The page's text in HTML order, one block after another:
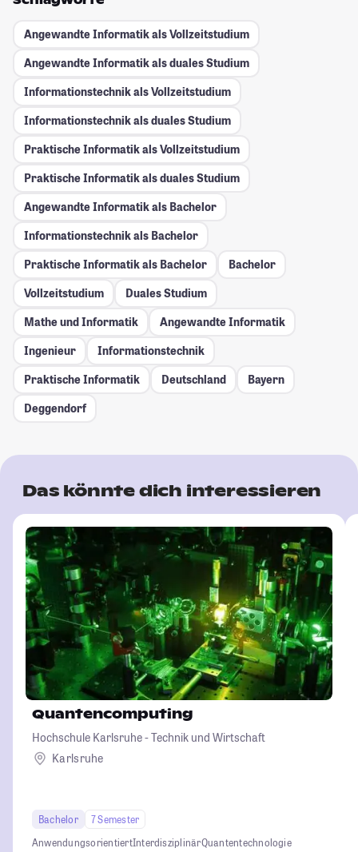
Angewandte Informatik als Vollzeitstudium
Angewandte Informatik als duales Studium
Informationstechnik als Vollzeitstudium
Informationstechnik als duales Studium
Praktische Informatik als Vollzeitstudium
Praktische Informatik als duales Studium
Angewandte Informatik als Bachelor
Informationstechnik als Bachelor
Praktische Informatik als Bachelor
Bachelor
Vollzeitstudium
Duales Studium
Mathe und Informatik
Angewandte Informatik
Ingenieur
Informationstechnik
Praktische Informatik
Deutschland
Bayern
Deggendorf
Das könnte dich interessieren
Quantencomputing
Hochschule Karlsruhe - Technik und Wirtschaft
Karlsruhe
Bachelor
7 Semester
AnwendungsorientiertInterdisziplinärQuantentechnologie